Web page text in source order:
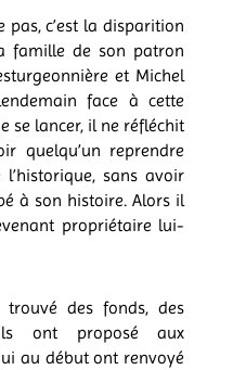
pas, c’est la disparition
famille de son patron
et Michel
face à cette
se lancer, il ne réfléchit
quelqu’un reprendre
l’historique, sans avoir
à son histoire. Alors il
propriétaire lui-
trouvé des fonds, des
ont proposé aux
au début ont renvoyé